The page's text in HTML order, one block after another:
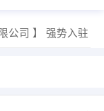
公司 】 强势入驻